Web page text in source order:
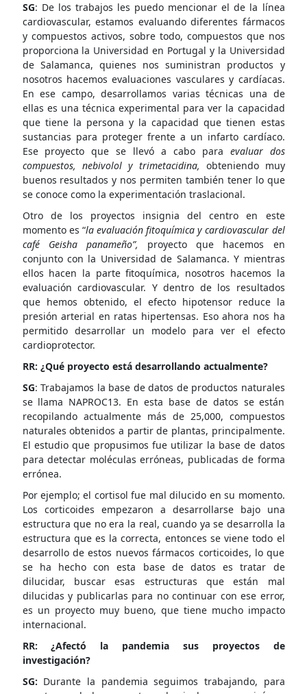
SG: De los trabajos les puedo mencionar el de la línea
cardiovascular, estamos evaluando diferentes fármacos
y compuestos activos, sobre todo, compuestos que nos
proporciona la Universidad en Portugal y la Universidad
de Salamanca, quienes nos suministran productos y
nosotros hacemos evaluaciones vasculares y cardíacas.
En ese campo, desarrollamos varias técnicas una de
ellas es una técnica experimental para ver la capacidad
que tiene la persona y la capacidad que tienen estas
sustancias para proteger frente a un infarto cardíaco.
Ese proyecto que se llevó a cabo para evaluar dos
compuestos, nebivolol y trimetacidina, obteniendo muy
buenos resultados y nos permiten también tener lo que
se conoce como la experimentación traslacional.
Otro de los proyectos insignia del centro en este
momento es “la evaluación fitoquímica y cardiovascular del
café Geisha panameño”, proyecto que hacemos en
conjunto con la Universidad de Salamanca. Y mientras
ellos hacen la parte fitoquímica, nosotros hacemos la
evaluación cardiovascular. Y dentro de los resultados
que hemos obtenido, el efecto hipotensor reduce la
presión arterial en ratas hipertensas. Eso ahora nos ha
permitido desarrollar un modelo para ver el efecto
cardioprotector.
RR: ¿Qué proyecto está desarrollando actualmente?
SG: Trabajamos la base de datos de productos naturales
se llama NAPROC13. En esta base de datos se están
recopilando actualmente más de 25,000, compuestos
naturales obtenidos a partir de plantas, principalmente.
El estudio que propusimos fue utilizar la base de datos
para detectar moléculas erróneas, publicadas de forma
errónea.
Por ejemplo; el cortisol fue mal dilucido en su momento.
Los corticoides empezaron a desarrollarse bajo una
estructura que no era la real, cuando ya se desarrolla la
estructura que es la correcta, entonces se viene todo el
desarrollo de estos nuevos fármacos corticoides, lo que
se ha hecho con esta base de datos es tratar de
dilucidar, buscar esas estructuras que están mal
dilucidas y publicarlas para no continuar con ese error,
es un proyecto muy bueno, que tiene mucho impacto
internacional.
RR: ¿Afectó la pandemia sus proyectos de
investigación?
SG: Durante la pandemia seguimos trabajando, para